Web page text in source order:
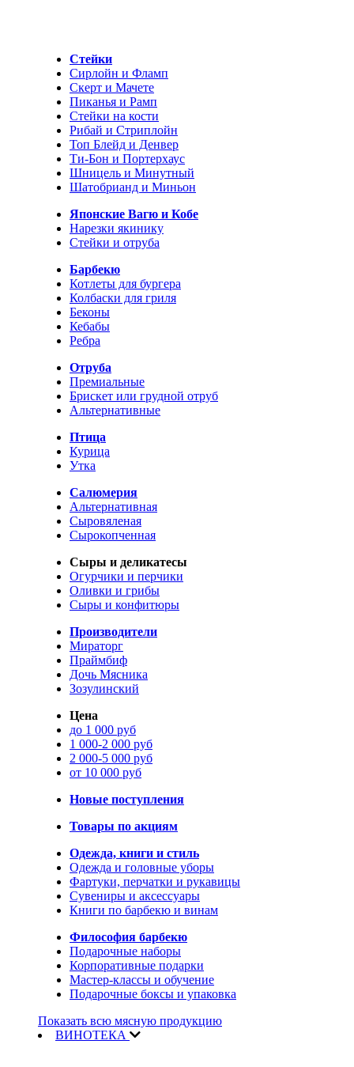
Стейки
Сирлойн и Фламп
Скерт и Мачете
Пиканья и Рамп
Стейки на кости
Рибай и Стриплойн
Топ Блейд и Денвер
Ти-Бон и Портерхаус
Шницель и Минутный
Шатобрианд и Миньон
Японские Вагю и Кобе
Нарезки якинику
Стейки и отруба
Барбекю
Котлеты для бургера
Колбаски для гриля
Беконы
Кебабы
Ребра
Отруба
Премиальные
Брискет или грудной отруб
Альтернативные
Птица
Курица
Утка
Салюмерия
Альтернативная
Сыровяленая
Сырокопченная
Сыры и деликатесы
Огурчики и перчики
Оливки и грибы
Сыры и конфитюры
Производители
Мираторг
Праймбиф
Дочь Мясника
Зозулинский
Цена
до 1 000 руб
1 000-2 000 руб
2 000-5 000 руб
от 10 000 руб
Новые поступления
Товары по акциям
Одежда, книги и стиль
Одежда и головные уборы
Фартуки, перчатки и рукавицы
Сувениры и аксессуары
Книги по барбекю и винам
Философия барбекю
Подарочные наборы
Корпоративные подарки
Мастер-классы и обучение
Подарочные боксы и упаковка
Показать всю мясную продукцию
ВИНОТЕКА